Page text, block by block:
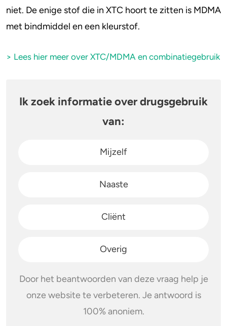
niet. De enige stof die in XTC hoort te zitten is MDMA
met bindmiddel en een kleurstof.
> Lees hier meer over XTC/MDMA en combinatiegebruik
Ik zoek informatie over drugsgebruik
van:
Mijzelf
Naaste
Cliënt
Overig
Door het beantwoorden van deze vraag help je
onze website te verbeteren. Je antwoord is
100% anoniem.